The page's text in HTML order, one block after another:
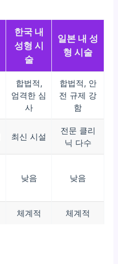
한국 내
성형 시
술
일본 내 성
형 시술
합법적,
엄격한 심
사
합법적, 안
전 규제 강
함
최신 시설
전문 클리
닉 다수
낮음 낮음
체계적 체계적